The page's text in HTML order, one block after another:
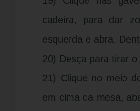
cadeira, para dar
esquerda e abra.
20) Desça para tirar o
21) Clique no meio
em cima da mesa,